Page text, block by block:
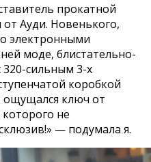
прокатной
Ауди. Новенького,
электронными
моде, блистательно-
320-сильным 3-х
коробкой
ощущался ключ от
не
— подумала я.